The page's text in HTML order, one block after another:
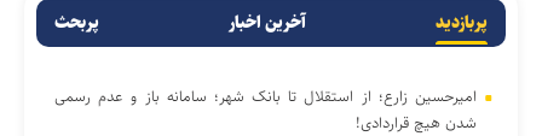
پربازدید آخرین اخبار پربحث
امیرحسین زارع؛ از استقلال تا بانک شهر؛ سامانه‌ باز و عدم رسمی
شدن هیچ قراردادی!